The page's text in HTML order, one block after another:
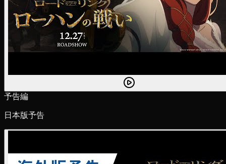
予告編
日本版予告